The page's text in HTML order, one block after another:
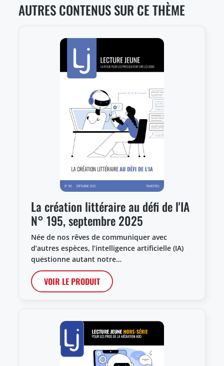
AUTRES CONTENUS SUR CE THÈME
La création littéraire au défi de l'IA
N° 195, septembre 2025
Née de nos rêves de communiquer avec
d’autres espèces, l’intelligence artificielle (IA)
questionne autant notre…
VOIR LE PRODUIT